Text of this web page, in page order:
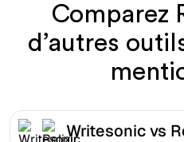
Comparez
d’autres
Writesonic vs